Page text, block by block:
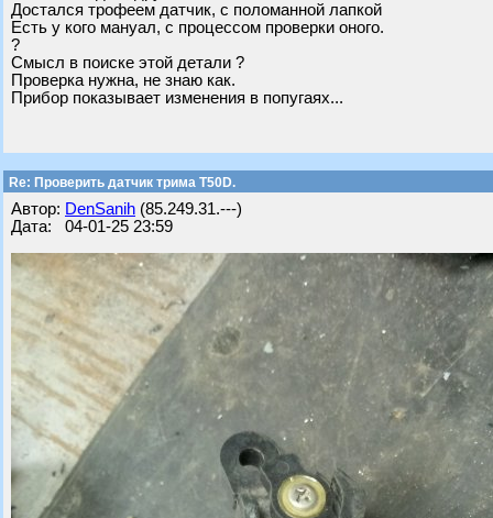
Достался трофеем датчик, с поломанной лапкой
Есть у кого мануал, с процессом проверки оного.
?
Смысл в поиске этой детали ?
Проверка нужна, не знаю как.
Прибор показывает изменения в попугаях...
Re: Проверить датчик трима Т50D.
Автор: DenSanih (85.249.31.---)
Дата: 04-01-25 23:59